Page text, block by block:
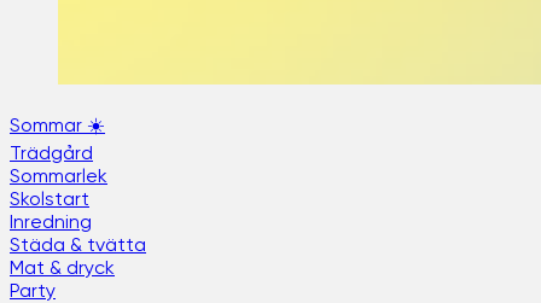
Sommar ☀️
Trädgård
Sommarlek
Skolstart
Inredning
Städa & tvätta
Mat & dryck
Party